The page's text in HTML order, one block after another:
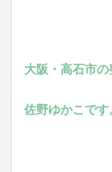
大阪・高石市
佐野ゆかこです